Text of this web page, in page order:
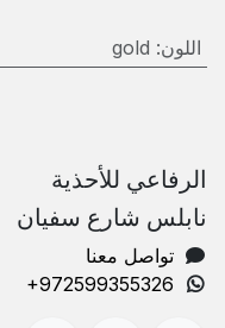
اللون:
gold
الرفاعي للأحذية
نابلس شارع سفيان
تواصل معنا
+972599355326